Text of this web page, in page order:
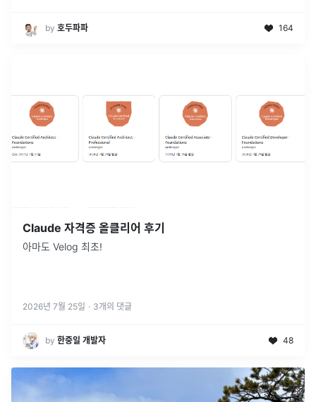
by 호두파파 164
Claude 자격증 올클리어 후기
아마도 Velog 최초!
2026년 7월 25일 · 3개의 댓글
by 한중일 개발자 48